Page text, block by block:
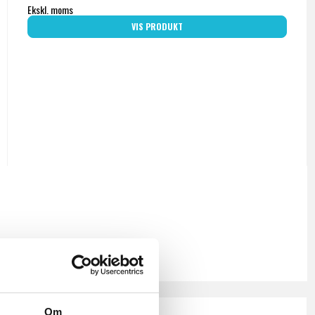
Om
Ekskl. moms
VIS PRODUKT